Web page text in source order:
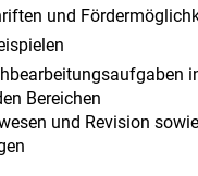
und
Bereichen
und Revision